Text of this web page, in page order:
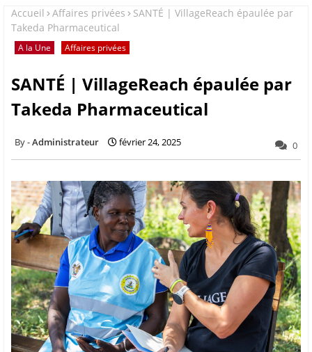
Accueil Affaires privées
SANTÉ | VillageReach épaulée par
Takeda Pharmaceutical
A la Une Affaires privées
SANTÉ | VillageReach épaulée par
Takeda Pharmaceutical
Administrateur février 24, 2025 0